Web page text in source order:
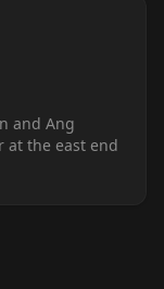
and Ang
at the east end